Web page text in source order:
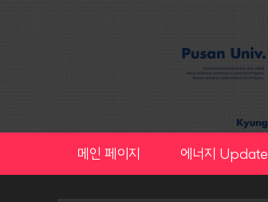
메인 페이지 에너지 Update